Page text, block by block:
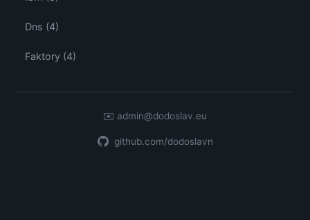
Dns (4)
Faktory (4)
✉️ admin@dodoslav.eu
github.com/dodoslavn